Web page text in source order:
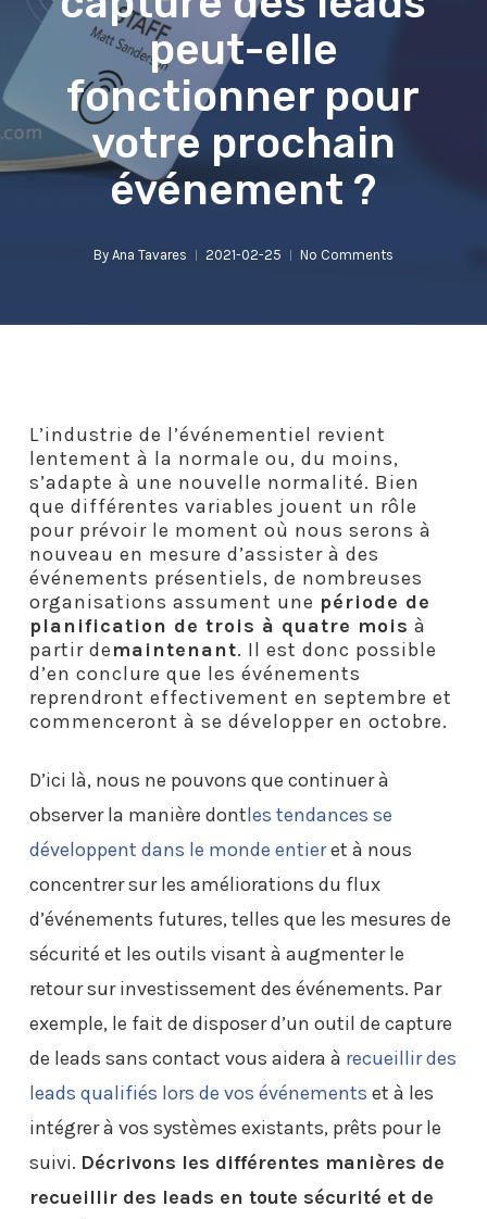
peut-elle
fonctionner pour
votre prochain
événement ?
By Ana Tavares 2021-02-25 No Comments
L’industrie de l’événementiel revient
lentement à la normale ou, du moins,
s’adapte à une nouvelle normalité. Bien
que différentes variables jouent un rôle
pour prévoir le moment où nous serons à
nouveau en mesure d’assister à des
événements présentiels, de nombreuses
organisations assument une période de
planification de trois à quatre mois à
partir demaintenant. Il est donc possible
d’en conclure que les événements
reprendront effectivement en septembre et
commenceront à se développer en octobre.
D’ici là, nous ne pouvons que continuer à
observer la manière dontles tendances se
développent dans le monde entieret à nous
concentrer sur les améliorations du flux
d’événements futures, telles que les mesures de
sécurité et les outils visant à augmenter le
retour sur investissement des événements. Par
exemple, le fait de disposer d’un outil de capture
de leads sans contact vous aidera à recueillir des
leads qualifiés lors de vos événements et à les
intégrer à vos systèmes existants, prêts pour le
suivi. Décrivons les différentes manières de
recueillir des leads en toute sécurité et de